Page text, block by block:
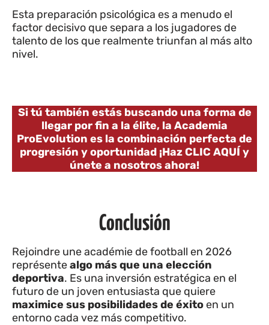
Esta preparación psicológica es a menudo el
factor decisivo que separa a los jugadores de
talento de los que realmente triunfan al más alto
nivel.
Si tú también estás buscando una forma de
llegar por fin a la élite, la Academia
ProEvolution es la combinación perfecta de
progresión y oportunidad ¡Haz CLIC AQUÍ y
únete a nosotros ahora!
Conclusión
Rejoindre une académie de football en 2026
représentealgo más que una elección
deportiva. Es una inversión estratégica en el
futuro de un joven entusiasta que quiere
maximice sus posibilidades de éxito en un
entorno cada vez más competitivo.